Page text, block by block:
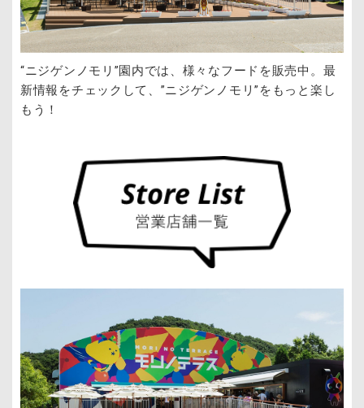
“ニジゲンノモリ”園内では、様々なフードを販売中。最
新情報をチェックして、”ニジゲンノモリ”をもっと楽し
もう！